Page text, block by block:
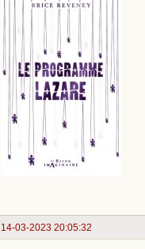
14-03-2023 20:05:32